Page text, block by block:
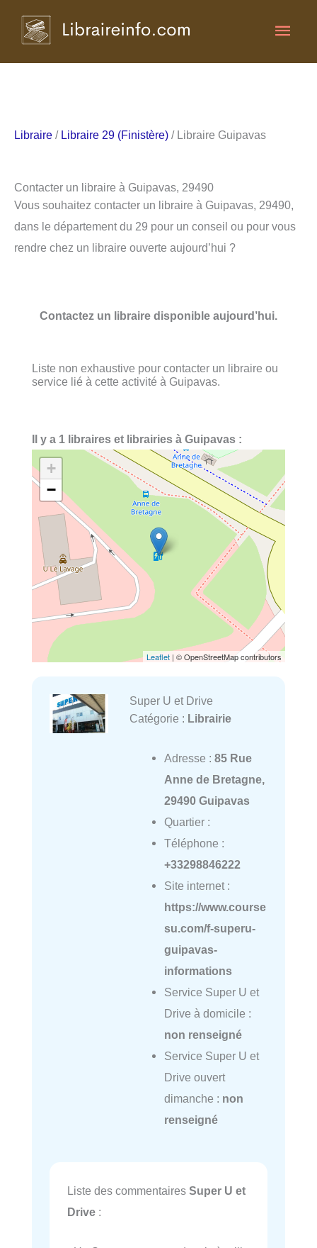
Libraire / Libraire 29 (Finistère) / Libraire Guipavas
Contacter un libraire à Guipavas, 29490
Vous souhaitez contacter un libraire à Guipavas, 29490,
dans le département du 29 pour un conseil ou pour vous
rendre chez un libraire ouverte aujourd’hui ?
Contactez un libraire disponible aujourd’hui.
Liste non exhaustive pour contacter un libraire ou
service lié à cette activité à Guipavas.
Il y a 1 libraires et librairies à Guipavas :
+
−
Leaflet | © OpenStreetMap contributors
Super U et Drive
Catégorie : Librairie
Adresse : 85 Rue
Anne de Bretagne,
29490 Guipavas
Quartier :
Téléphone :
+33298846222
Site internet :
https://www.course
su.com/f-superu-
guipavas-
informations
Service Super U et
Drive à domicile :
non renseigné
Service Super U et
Drive ouvert
dimanche : non
renseigné
Liste des commentaires Super U et
Drive :